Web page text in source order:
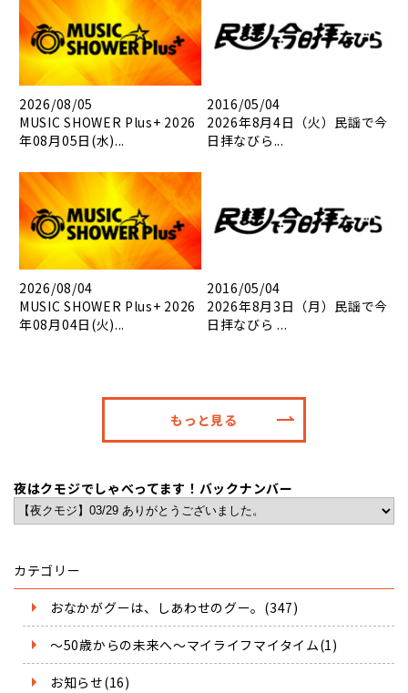
2026/08/05
MUSIC SHOWER Plus+ 2026
年08月05日(水)...
2016/05/04
2026年8月4日（火）民謡で今
日拝なびら...
2026/08/04
MUSIC SHOWER Plus+ 2026
年08月04日(火)...
2016/05/04
2026年8月3日（月）民謡で今
日拝なびら ...
もっと見る
夜はクモジでしゃべってます！バックナンバー
カテゴリー
おなかがグーは、しあわせのグー。(347)
～50歳からの未来へ～マイライフマイタイム(1)
お知らせ(16)